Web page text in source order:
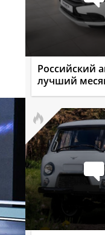
Российский
лучший